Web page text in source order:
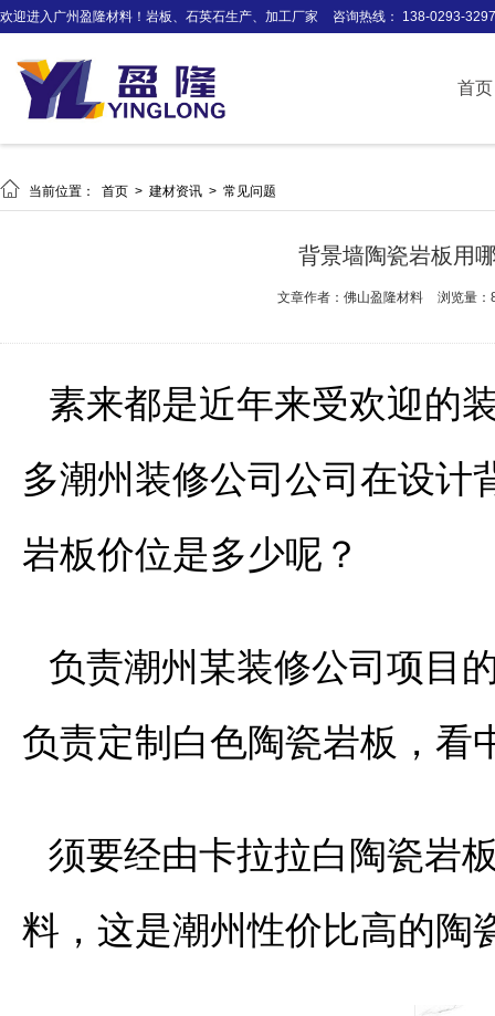
欢迎进入广州盈隆材料！岩板、石英石生产、加工厂家 咨询热线： 138-0293-3297
首页
 当前位置： 首页 > 建材资讯 > 常见问题
背景墙陶瓷岩板用
文章作者：佛山盈隆材料 浏览量：
素来都是近年来受欢迎的
多潮州装修公司公司在设计
岩板价位是多少呢？
负责潮州某装修公司项目
负责定制白色陶瓷岩板，看
须要经由卡拉拉白陶瓷岩
料，这是潮州性价比高的陶